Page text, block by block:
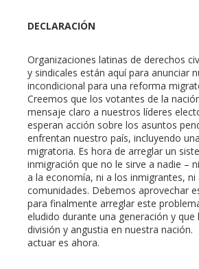
DECLARACIÓN
Organizaciones latinas de derechos
y sindicales están aquí para anunciar
incondicional para una reforma
Creemos que los votantes de la
mensaje claro a nuestros líderes
esperan acción sobre los asuntos
enfrentan nuestro país, incluyendo
migratoria. Es hora de arreglar un
inmigración que no le sirve a nadie –
a la economía, ni a los inmigrantes, ni
comunidades. Debemos aprovechar
para finalmente arreglar este
eludido durante una generación y
división y angustia en nuestra
actuar es ahora.